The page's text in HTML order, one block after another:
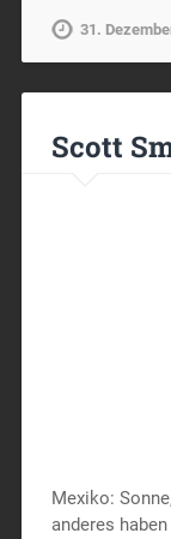
31.
Scott
Mexiko:
anderes